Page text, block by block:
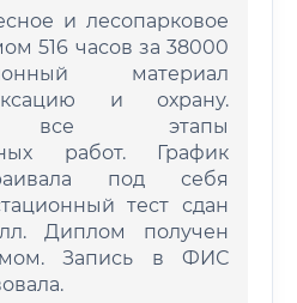
и лесопарковое
516 часов за 38000
материал
и охрану.
все этапы
работ. График
под себя
тест сдан
Диплом получен
Запись в ФИС